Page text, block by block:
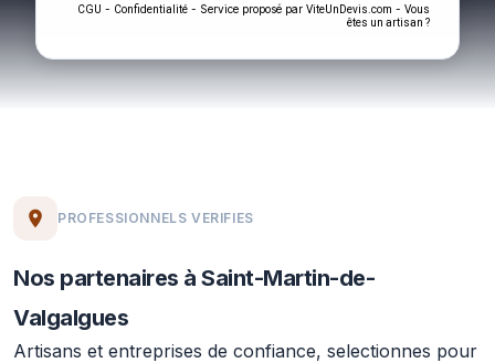
CGU - Confidentialité - Service proposé par ViteUnDevis.com - Vous
êtes un artisan ?
PROFESSIONNELS VERIFIES
Nos partenaires à Saint-Martin-de-
Valgalgues
Artisans et entreprises de confiance, selectionnes pour